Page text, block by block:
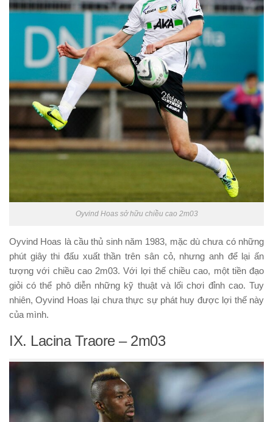
Oyvind Hoas sở hữu chiều cao 2m03
Oyvind Hoas là cầu thủ sinh năm 1983, mặc dù chưa có những
phút giây thi đấu xuất thần trên sân cỏ, nhưng anh để lại ấn
tượng với chiều cao 2m03. Với lợi thế chiều cao, một tiền đạo
giỏi có thể phô diễn những kỹ thuật và lối chơi đỉnh cao. Tuy
nhiên, Oyvind Hoas lại chưa thực sự phát huy được lợi thế này
của mình.
IX. Lacina Traore – 2m03